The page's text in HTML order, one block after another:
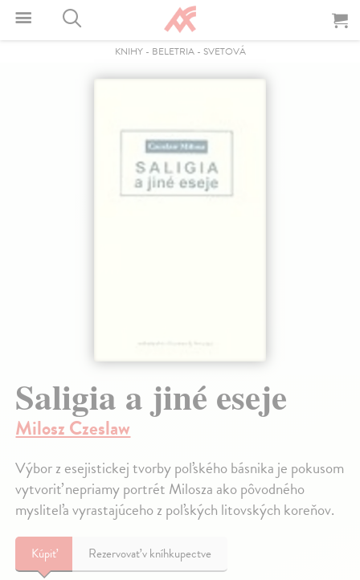
KNIHY- BELETRIA- SVETOVÁ
Saligia a jiné eseje
Milosz Czeslaw
Výbor z esejistickej tvorby poľského básnika je pokusom
vytvoriť nepriamy portrét Milosza ako pôvodného
mysliteľa vyrastajúceho z poľských litovských koreňov.
Kúpiť Rezervovať v kníhkupectve